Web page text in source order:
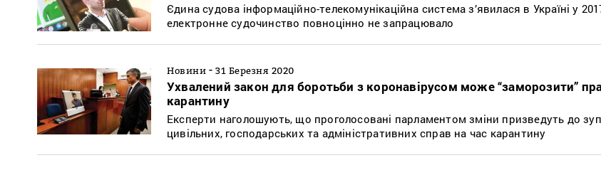
Єдина судова інформаційно-телекомунікаційна система з’явилася в Україні у
електронне судочинство повноцінно не запрацювало
Новини - 31 Березня 2020
Ухвалений закон для боротьби з коронавірусом може “заморозити”
карантину
Експерти наголошують, що проголосовані парламентом зміни призведуть до
цивільних, господарських та адміністративних справ на час карантину